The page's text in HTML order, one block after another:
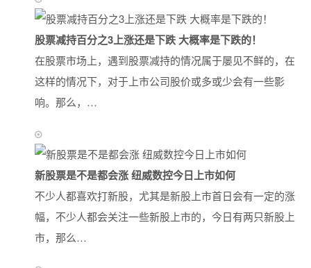
股票减持百分之3上涨还是下跌 大概率是下跌的！
在股票市场上，遇到股票减持的情况属于屡见不鲜的，在
这样的情况下，对于上市公司股价或多或少会有一些影
响。那么，…
新股票是不是都会涨 纽威数控今日上市如何
不少人都喜欢打新股，尤其是新股上市首日会有一定的涨
幅，不少人都会关注一些新股上市的，今日有两只新股上
市，那么…